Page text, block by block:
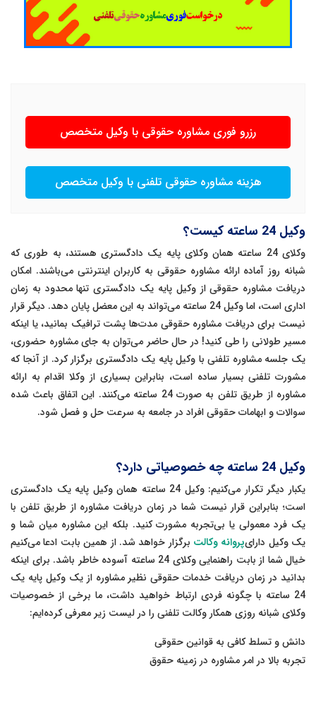
رزرو فوری مشاوره حقوقی با وکیل متخصص
هزینه مشاوره حقوقی تلفنی با وکیل متخصص
وکیل 24 ساعته کیست؟
وکلای 24 ساعته همان وکلای پایه یک دادگستری هستند، به طوری که
شبانه روز آماده ارائه مشاوره حقوقی به کاربران اینترنتی می‌باشند. امکان
دریافت مشاوره حقوقی از وکیل پایه یک دادگستری تنها محدود به زمان
اداری است، اما وکیل 24 ساعته می‌تواند به این معضل پایان دهد. دیگر قرار
نیست برای دریافت مشاوره حقوقی مدت‌ها پشت ترافیک بمانید، یا اینکه
مسیر طولانی را طی کنید! در حال حاضر می‌توان به جای مشاوره حضوری،
یک جلسه مشاوره تلفنی با وکیل پایه یک دادگستری برگزار کرد. از آنجا که
مشورت تلفنی بسیار ساده است، بنابراین بسیاری از وکلا اقدام به ارائه
مشاوره از طریق تلفن به صورت 24 ساعته می‌کنند. این اتفاق باعث شده
سوالات و ابهامات حقوقی افراد در جامعه به سرعت حل و فصل شود.
وکیل 24 ساعته چه خصوصیاتی دارد؟
یکبار دیگر تکرار می‌کنیم: وکیل 24 ساعته همان وکیل پایه یک دادگستری
است؛ بنابراین قرار نیست شما در زمان دریافت مشاوره از طریق تلفن با
یک فرد معمولی یا بی‌تجربه مشورت کنید. بلکه این مشاوره میان شما و
یک وکیل دارایپروانه وکالت برگزار خواهد شد. از همین بابت ادعا می‌کنیم
خیال شما از بابت راهنمایی وکلای 24 ساعته آسوده خاطر باشد. برای اینکه
بدانید در زمان دریافت خدمات حقوقی نظیر مشاوره از یک وکیل پایه یک
24 ساعته با چگونه فردی ارتباط خواهید داشت، ما برخی از خصوصیات
وکلای شبانه روزی همکار وکالت تلفنی را در لیست زیر معرفی کرده‌ایم:
دانش و تسلط کافی به قوانین حقوقی
تجربه بالا در امر مشاوره در زمینه حقوق